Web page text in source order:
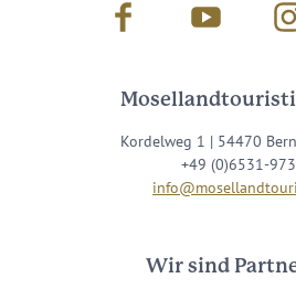
Facebook Youtube
Kordelweg 1 | 54470
+49 (0)6531-
Wir sind